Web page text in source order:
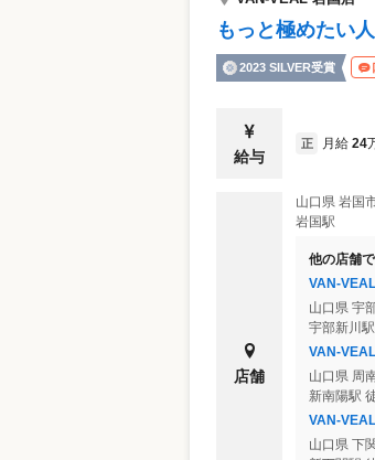
もっと極めたい
2023 SILVER受賞
給与
正 月給 24
店舗
山口県 岩国
岩国駅
他の店舗
VAN-
山口県 宇
宇部新川
VAN-
山口県 周
新南陽駅
VAN-
山口県 下